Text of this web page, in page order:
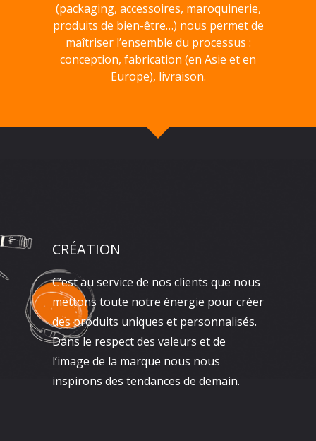
(packaging, accessoires, maroquinerie,
produits de bien-être…) nous permet de
maîtriser l’ensemble du processus :
conception, fabrication (en Asie et en
Europe), livraison.
CRÉATION
C’est au service de nos clients que nous
mettons toute notre énergie pour créer
des produits uniques et personnalisés.
Dans le respect des valeurs et de
l’image de la marque nous nous
inspirons des tendances de demain.